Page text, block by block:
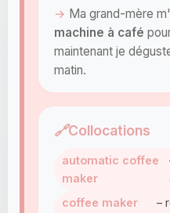
Ma grand-mère
machine à café
maintenant je
matin.
🔗Collocations
automatic coffee
maker
coffee maker
–